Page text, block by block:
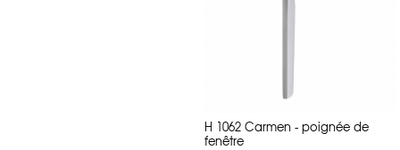
H 1062 Carmen - poignée de
fenêtre